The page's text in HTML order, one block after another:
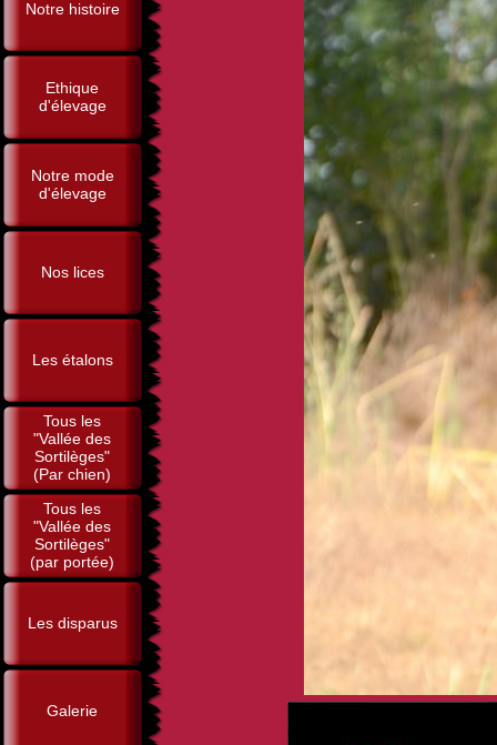
Notre histoire
Ethique
d'élevage
Notre mode
d'élevage
Nos lices
Les étalons
Tous les
"Vallée des
Sortilèges"
(Par chien)
Tous les
"Vallée des
Sortilèges"
(par portée)
Les disparus
Galerie